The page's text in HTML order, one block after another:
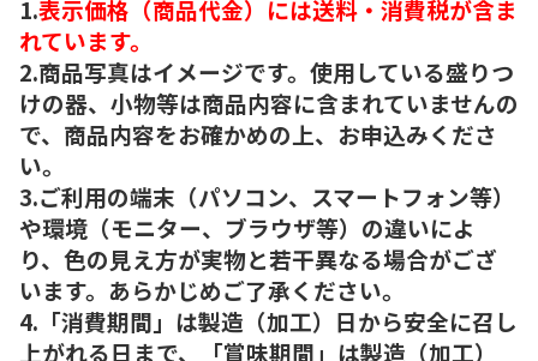
1.表示価格（商品代金）には送料・消費税が含ま
れています。
2.商品写真はイメージです。使用している盛りつ
けの器、小物等は商品内容に含まれていませんの
で、商品内容をお確かめの上、お申込みくださ
い。
3.ご利用の端末（パソコン、スマートフォン等）
や環境（モニター、ブラウザ等）の違いによ
り、色の見え方が実物と若干異なる場合がござ
います。あらかじめご了承ください。
4.「消費期間」は製造（加工）日から安全に召し
上がれる日まで、「賞味期間」は製造（加工）